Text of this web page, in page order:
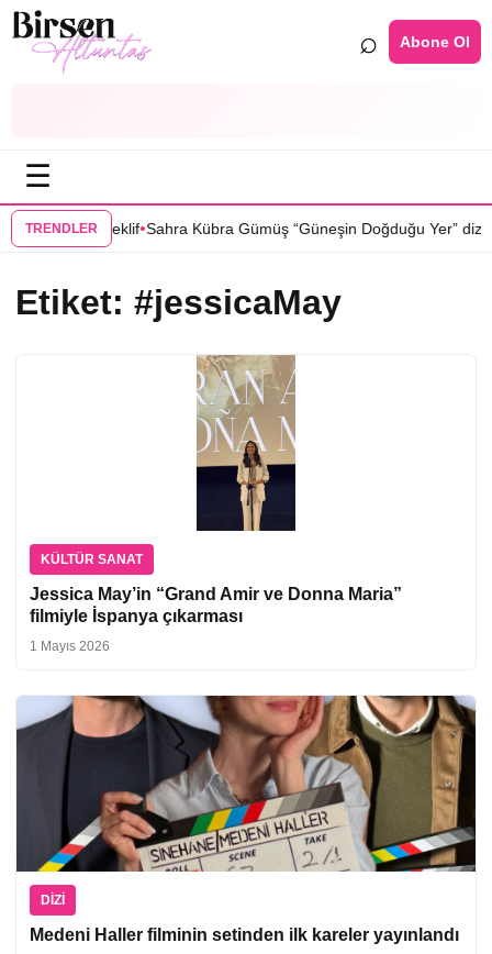
⌕ Abone Ol
☰
TRENDLER
teklif Sahra Kübra Gümüş “Güneşin Doğduğu Yer” dizisinde
Etiket: #jessicaMay
KÜLTÜR SANAT
Jessica May’in “Grand Amir ve Donna Maria”
filmiyle İspanya çıkarması
1 Mayıs 2026
DIZI
Medeni Haller filminin setinden ilk kareler yayınlandı